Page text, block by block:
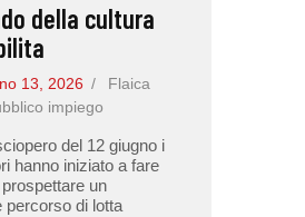
della cultura
13, 2026
Flaica
impiego
del 12 giugno i
hanno iniziato a fare
un
percorso di lotta